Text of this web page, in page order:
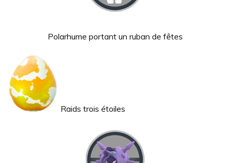
Polarhume portant un ruban de fêtes
Raids trois étoiles